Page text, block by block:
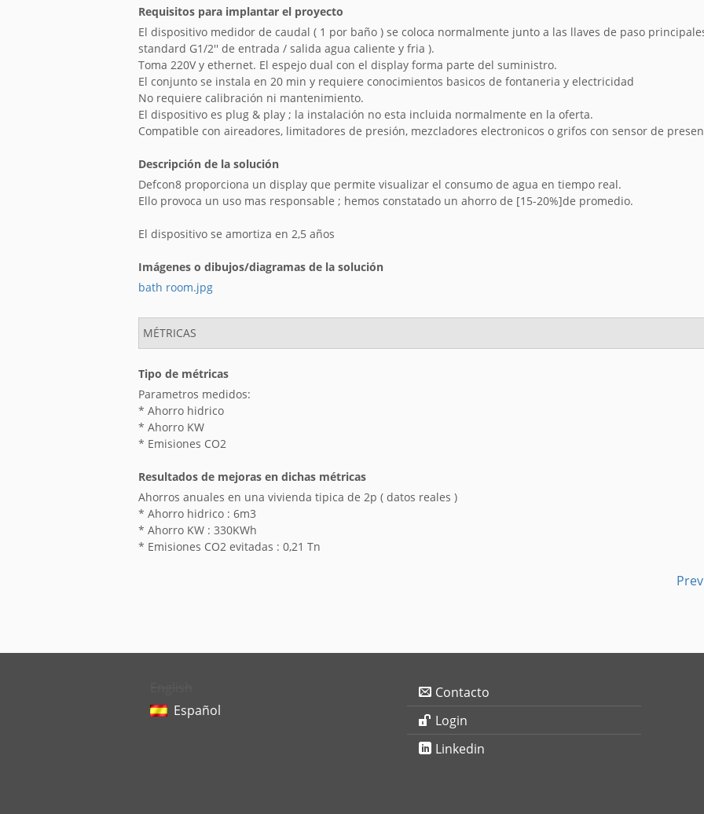
Requisitos para implantar el proyecto
El dispositivo medidor de caudal ( 1 por baño ) se coloca normalmente junto a las llaves de paso
standard G1/2'' de entrada / salida agua caliente y fria ).
Toma 220V y ethernet. El espejo dual con el display forma parte del suministro.
El conjunto se instala en 20 min y requiere conocimientos basicos de fontaneria y electricidad
No requiere calibración ni mantenimiento.
El dispositivo es plug & play ; la instalación no esta incluida normalmente en la oferta.
Compatible con aireadores, limitadores de presión, mezcladores electronicos o grifos con sensor de
Descripción de la solución
Defcon8 proporciona un display que permite visualizar el consumo de agua en tiempo real.
Ello provoca un uso mas responsable ; hemos constatado un ahorro de [15-20%]de promedio.
El dispositivo se amortiza en 2,5 años
Imágenes o dibujos/diagramas de la solución
bath room.jpg
MÉTRICAS
Tipo de métricas
Parametros medidos:
* Ahorro hidrico
* Ahorro KW
* Emisiones CO2
Resultados de mejoras en dichas métricas
Ahorros anuales en una vivienda tipica de 2p ( datos reales )
* Ahorro hidrico : 6m3
* Ahorro KW : 330KWh
* Emisiones CO2 evitadas : 0,21 Tn
Español
Contacto
Login
Linkedin